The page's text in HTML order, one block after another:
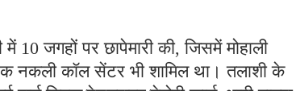
जगहों पर छापेमारी की, जिसमें मोहाली
नकली कॉल सेंटर भी शामिल था। तलाशी के